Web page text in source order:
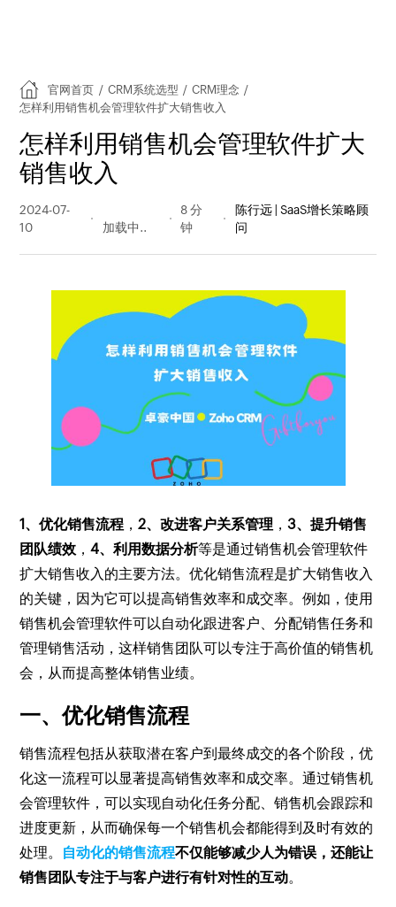
官网首页 / CRM系统选型 / CRM理念 /
怎样利用销售机会管理软件扩大销售收入
怎样利用销售机会管理软件扩大
销售收入
2024-07-
10
量
8 分
钟
陈行远 | SaaS增长策略顾
问
1、优化销售流程 ，2、改进客户关系管理 ，3、提升销售
团队绩效 ，4、利用数据分析等是通过销售机会管理软件
扩大销售收入的主要方法。优化销售流程是扩大销售收入
的关键，因为它可以提高销售效率和成交率。例如，使用
销售机会管理软件可以自动化跟进客户、分配销售任务和
管理销售活动，这样销售团队可以专注于高价值的销售机
会，从而提高整体销售业绩。
一、优化销售流程
销售流程包括从获取潜在客户到最终成交的各个阶段，优
化这一流程可以显著提高销售效率和成交率。通过销售机
会管理软件，可以实现自动化任务分配、销售机会跟踪和
进度更新，从而确保每一个销售机会都能得到及时有效的
处理。 自动化的销售流程不仅能够减少人为错误，还能让
销售团队专注于与客户进行有针对性的互动。